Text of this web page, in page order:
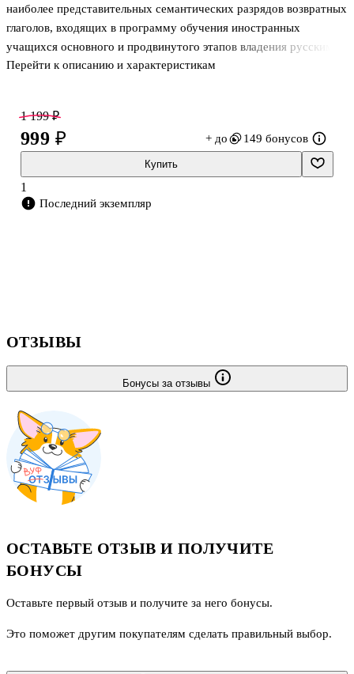
наиболее представительных семантических разрядов возвратных
глаголов, входящих в программу обучения иностранных
учащихся основного и продвинутого этапов владения русским
языком. Описанию каждого разряда посвящена соответствующая
описание структур с глаголами каждого разряда, и адресованный
учащимся «Практикум», который содержит систему
тренировочных упражнений, последовательно подводящих
учащихся к активному использованию материала с выходом в
свободную неподготовленную речь.
Перейти к описанию и характеристикам
1 199 ₽
999 ₽ + до 149 бонусов
Купить
1
Последний экземпляр
ОТЗЫВЫ
Бонусы за отзывы
ОСТАВЬТЕ ОТЗЫВ И ПОЛУЧИТЕ
БОНУСЫ
Оставьте первый отзыв и получите за него бонусы.
Это поможет другим покупателям сделать правильный выбор.